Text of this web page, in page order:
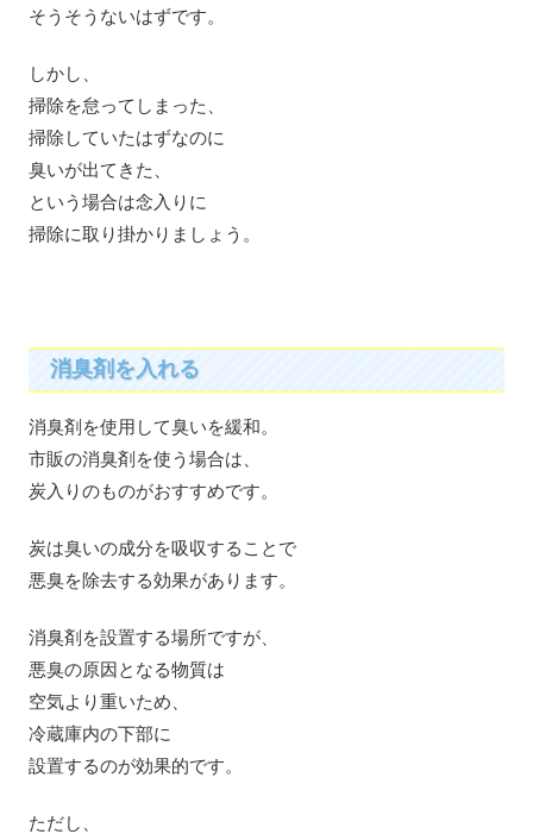
そうそうないはずです。
しかし、
掃除を怠ってしまった、
掃除していたはずなのに
臭いが出てきた、
という場合は念入りに
掃除に取り掛かりましょう。
消臭剤を入れる
消臭剤を使用して臭いを緩和。
市販の消臭剤を使う場合は、
炭入りのものがおすすめです。
炭は臭いの成分を吸収することで
悪臭を除去する効果があります。
消臭剤を設置する場所ですが、
悪臭の原因となる物質は
空気より重いため、
冷蔵庫内の下部に
設置するのが効果的です。
ただし、